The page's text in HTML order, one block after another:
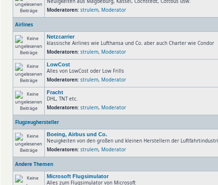
Moderatoren: strulem, Moderator
Airlines
Netzcarrier
klassische Airlines wie Lufthansa und Co. aber auch Charter wie Condor
Moderatoren: strulem, Moderator
LowCost
Alles von LowCost oder Low Frills
Moderatoren: strulem, Moderator
Fracht
DHL, TNT etc.
Moderatoren: strulem, Moderator
Flugzeughersteller
Boeing, Airbus und Co.
Neuigkeiten von den großen und kleinen Herstellern der
Moderatoren: strulem, Moderator
Andere Themen
Microsoft Flugsimulator
Alles zum Flugsimulator von Microsoft